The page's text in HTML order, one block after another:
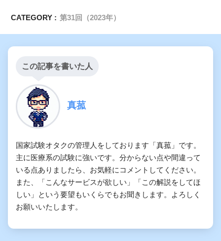
CATEGORY : 第31回（2023年）
この記事を書いた人
真菰
国家試験オタクの管理人をしております「真菰」です。
主に医療系の試験に強いです。分からない点や間違って
いる点ありましたら、お気軽にコメントしてください。
また、「こんなサービスが欲しい」「この解説をしてほ
しい」という要望もいくらでもお聞きします。よろしく
お願いいたします。